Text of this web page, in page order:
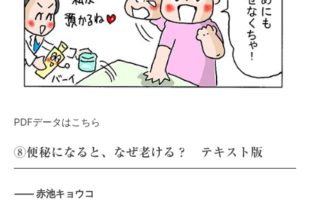
PDFデータはこちら
⑧便秘になると、なぜ老ける？ テキスト版
—— 赤池キョウコ